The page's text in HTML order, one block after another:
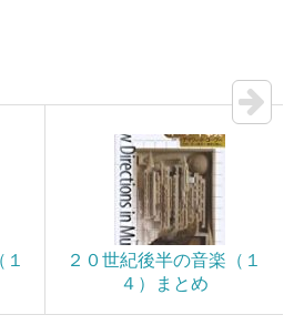
２０世紀後半の音楽（１
４）まとめ